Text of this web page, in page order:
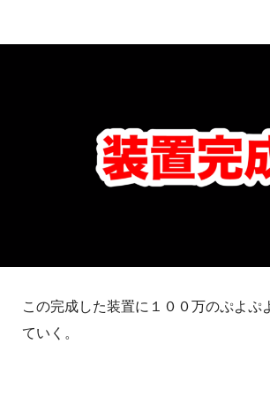
この完成した装置に１００万のぷよぷ
ていく。